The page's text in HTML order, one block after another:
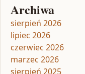
Archiwa
sierpień 2026
lipiec 2026
czerwiec 2026
marzec 2026
sierpień 2025